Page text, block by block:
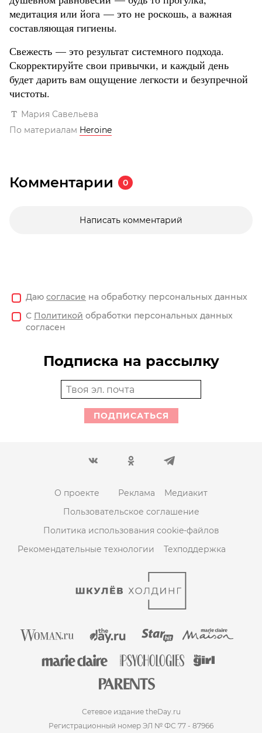
медитация или йога — это не роскошь, а важная
составляющая гигиены.
Свежесть — это результат системного подхода.
Скорректируйте свои привычки, и каждый день
будет дарить вам ощущение легкости и безупречной
чистоты.
Мария Савельева
По материалам Heroine
Комментарии 0
Написать комментарий
Даю согласие на обработку персональных данных
С Политикой обработки персональных данных
согласен
Подписка на рассылку
ПОДПИСАТЬСЯ
О проекте Реклама
Медиакит
Пользовательское соглашение
Политика использования cookie-файлов
Рекомендательные технологии
Техподдержка
Сетевое издание theDay.ru
Регистрационный номер ЭЛ № ФС 77 - 87966